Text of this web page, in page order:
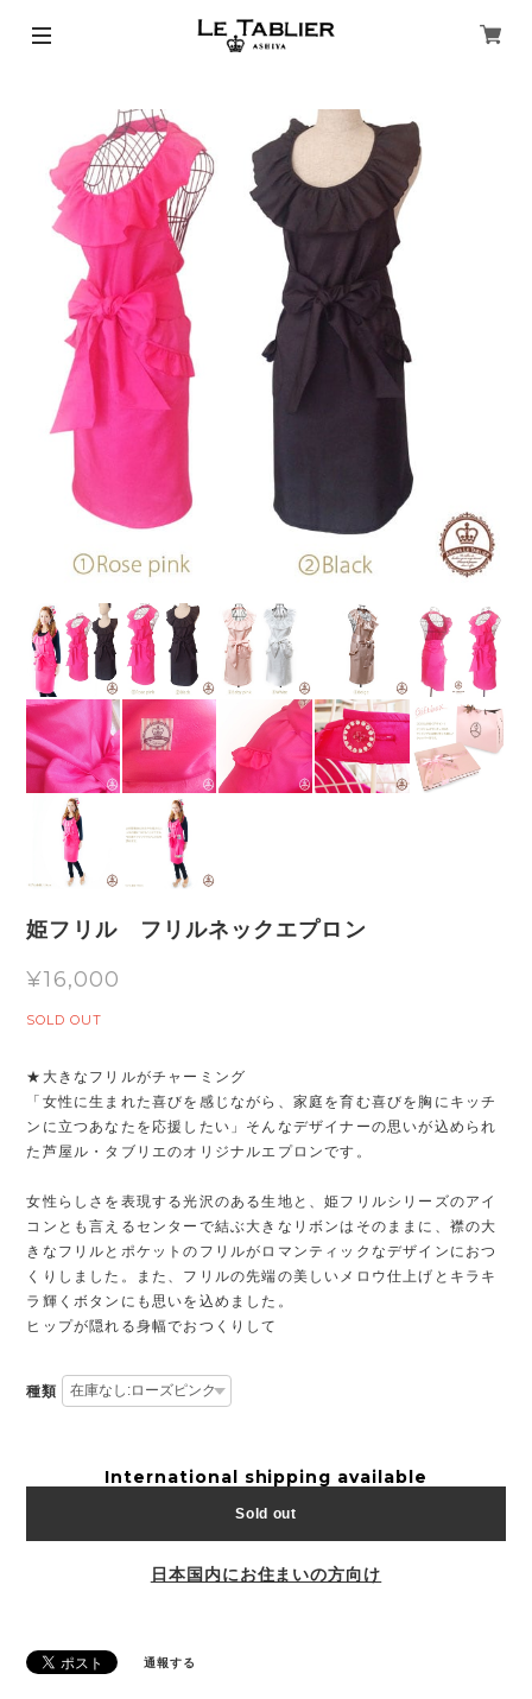
姫フリル フリルネックエプロン
¥16,000
SOLD OUT
★大きなフリルがチャーミング
「女性に生まれた喜びを感じながら、家庭を育む喜びを胸にキッチ
ンに立つあなたを応援したい」そんなデザイナーの思いが込められ
た芦屋ル・タブリエのオリジナルエプロンです。
女性らしさを表現する光沢のある生地と、姫フリルシリーズのアイ
コンとも言えるセンターで結ぶ大きなリボンはそのままに、襟の大
きなフリルとポケットのフリルがロマンティックなデザインにおつ
くりしました。また、フリルの先端の美しいメロウ仕上げとキラキ
ラ輝くボタンにも思いを込めました。
ヒップが隠れる身幅でおつくりして
種類
International shipping available
Sold out
日本国内にお住まいの方向け
通報する